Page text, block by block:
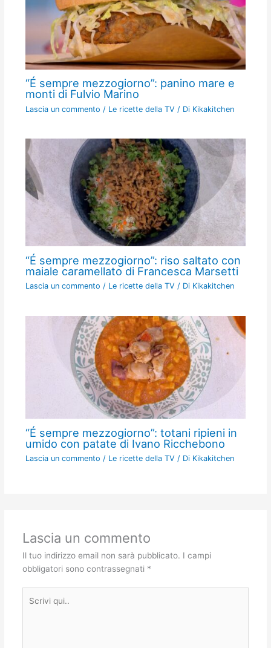
“É sempre mezzogiorno”: panino mare e
monti di Fulvio Marino
Lascia un commento / Le ricette della TV / Di Kikakitchen
“É sempre mezzogiorno”: riso saltato con
maiale caramellato di Francesca Marsetti
Lascia un commento / Le ricette della TV / Di Kikakitchen
“É sempre mezzogiorno”: totani ripieni in
umido con patate di Ivano Ricchebono
Lascia un commento / Le ricette della TV / Di Kikakitchen
Lascia un commento
Il tuo indirizzo email non sarà pubblicato. I campi
obbligatori sono contrassegnati *
qui..